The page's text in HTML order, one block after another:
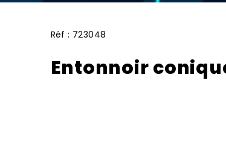
Réf : 723048
Entonnoir